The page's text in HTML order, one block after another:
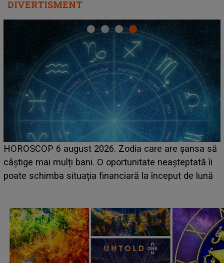
DIVERTISMENT
HOROSCOP 6 august 2026. Zodia care are șansa să
câștige mai mulți bani. O oportunitate neașteptată îi
poate schimba situația financiară la început de lună